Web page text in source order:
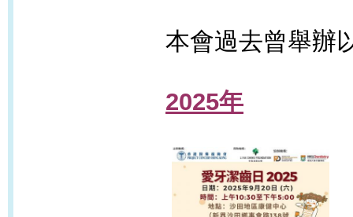
本會過去曾舉辦
2025年